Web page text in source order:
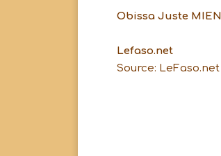
Obissa Juste MIEN
Lefaso.net
Source: LeFaso.net